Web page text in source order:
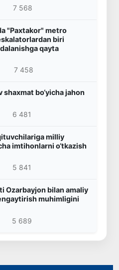
7 568
"Paxtakor" metro
biri
qayta
7 458
bo‘yicha jahon
6 481
milliy
imtihonlarni o‘tkazish
5 841
Ozarbayjon bilan amaliy
muhimligini
5 689